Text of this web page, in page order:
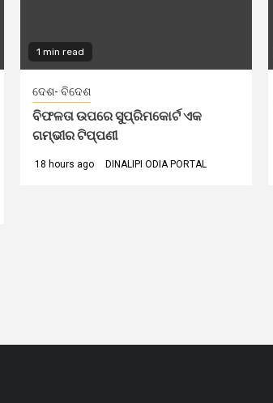
1 min read
ଦେଶ- ବିଦେଶ
ବିଫଳତା ଉପରେ ସୁପ୍ରିମକୋର୍ଟ ଏକ
ଗମ୍ଭୀର ଟିପ୍ପଣୀ
18 hours ago DINALIPI ODIA PORTAL